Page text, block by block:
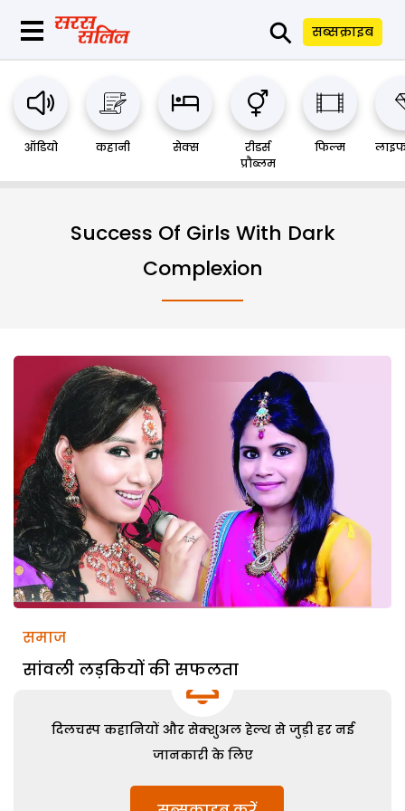
⚲ सब्सक्राइब
ऑडियो कहानी सेक्स
रीडर्स
प्रौब्लम
फिल्म
Success Of Girls With Dark
Complexion
समाज
सांवली लड़कियों की सफलता
दिलचस्प कहानियों और सेक्शुअल हेल्थ से जुड़ी हर नई
जानकारी के लिए